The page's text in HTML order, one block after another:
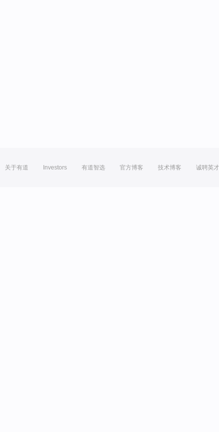
关于有道 Investors 有道智选 官方博客 技术博客 诚聘英才